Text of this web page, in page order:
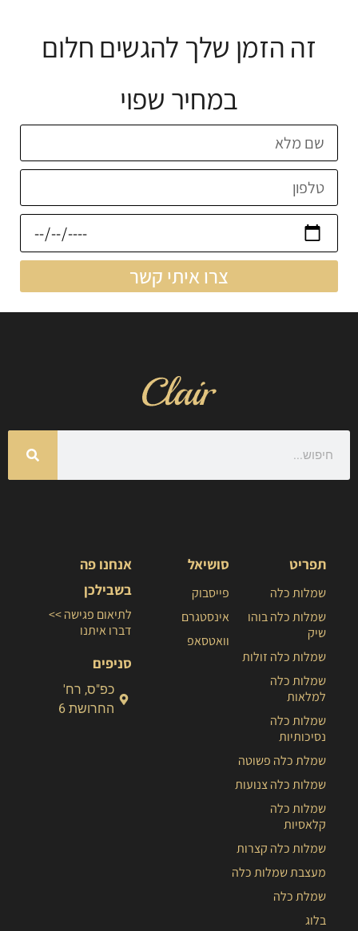
זה הזמן שלך להגשים חלום
במחיר שפוי
צרו איתי קשר
תפריט
שמלות כלה
שמלות כלה בוהו
שיק
שמלות כלה זולות
שמלות כלה
למלאות
שמלות כלה
נסיכותיות
שמלת כלה פשוטה
שמלות כלה צנועות
שמלות כלה
קלאסיות
שמלות כלה קצרות
מעצבת שמלות כלה
שמלת כלה
בלוג
סושיאל
פייסבוק
אינסטגרם
וואטסאפ
אנחנו פה
בשבילכן
לתיאום פגישה >>
דברו איתנו
סניפים
כפ"ס, רח'
החרושת 6